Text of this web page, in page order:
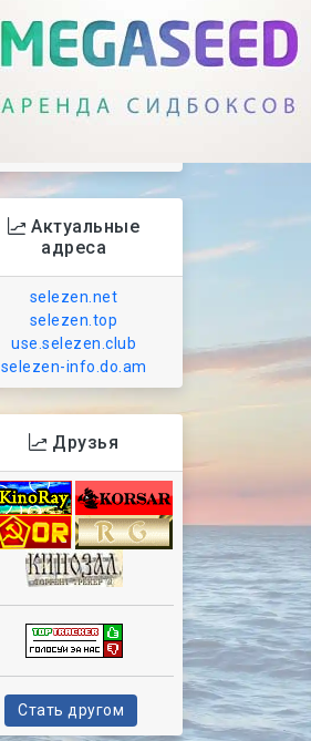
Актуальные
адреса
selezen.net
selezen.top
use.selezen.club
selezen-info.do.am
Друзья
Стать другом